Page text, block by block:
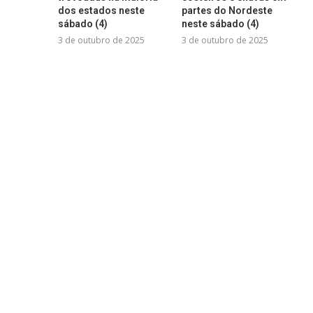
dos estados neste
sábado (4)
3 de outubro de 2025
partes do Nordeste
neste sábado (4)
3 de outubro de 2025